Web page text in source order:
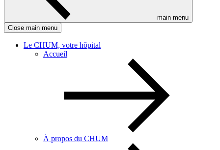
main menu
Close main menu
Le CHUM, votre hôpital
Accueil
À propos du CHUM